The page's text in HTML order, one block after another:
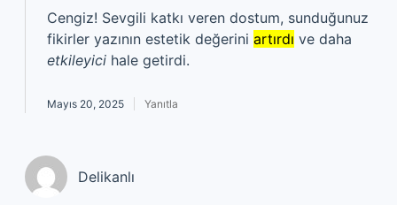
Cengiz! Sevgili katkı veren dostum, sunduğunuz
fikirler yazının estetik değerini artırdı ve daha
etkileyici hale getirdi.
Mayıs 20, 2025 Yanıtla
Delikanlı